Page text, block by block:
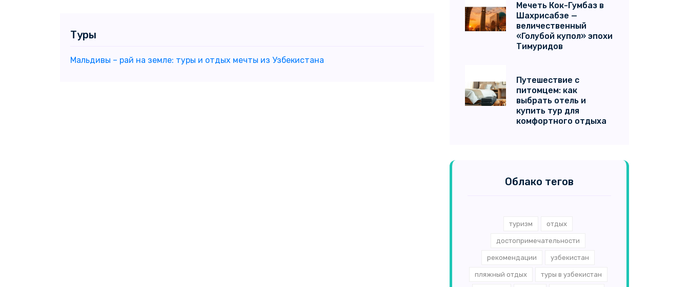
Туры
Мальдивы – рай на земле: туры и отдых мечты из Узбекистана
Мечеть Кок-Гумбаз в
Шахрисабзе —
величественный
«Голубой купол» эпохи
Тимуридов
Путешествие с
питомцем: как
выбрать отель и
купить тур для
комфортного отдыха
Облако тегов
туризм отдых
достопримечательности
рекомендации узбекистан
пляжный отдых туры в узбекистан